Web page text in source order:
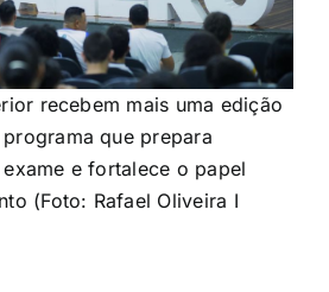
recebem mais uma edição
que prepara
e fortalece o papel
(Foto: Rafael Oliveira I